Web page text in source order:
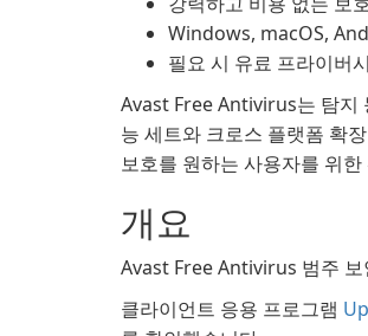
Windows, macOS,
필요 시 유료 프라이버
Avast Free Antivirus는 탐지
능 세트와 크로스 플랫폼 확
보호를 원하는 사용자를 위
개요
Avast Free Antivirus 범주 보
클라이언트 응용 프로그램